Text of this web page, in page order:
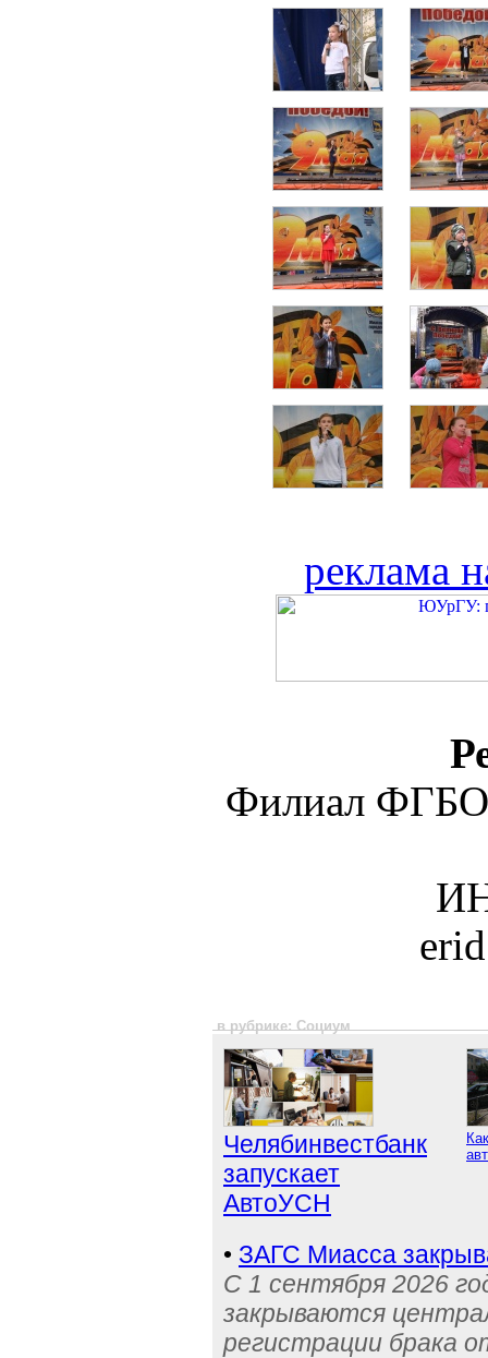
реклама
Филиал
в рубрике: Социум
Челябинвестбанк
запускает
АвтоУСН
• ЗАГС Миасса
С 1 сентября 2026
закрываются
регистрации брака